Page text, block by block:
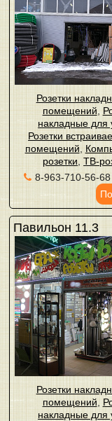
Розетки
помещений
накладные для
Розетки
помещений
розетки ,ТВ-
8-963-710-56-
Павильон 11.3
Розетки
помещений
накладные для